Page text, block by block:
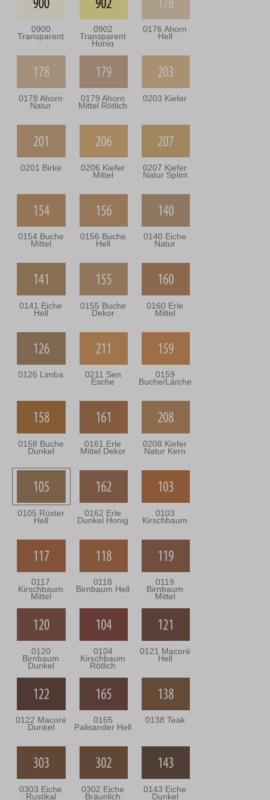
0900
Transparent
0902
Transparent
Honig
0176 Ahorn
Hell
0178 Ahorn
Natur
0179 Ahorn
Mittel Rötlich
0203 Kiefer
0201 Birke 0206 Kiefer
Mittel
0207 Kiefer
Natur Splint
0154 Buche
Mittel
0156 Buche
Hell
0140 Eiche
Natur
0141 Eiche
Hell
0155 Buche
Dekor
0160 Erle
Mittel
0126 Limba 0211 Sen
Esche
0159
Buche/Lärche
0158 Buche
Dunkel
0161 Erle
Mittel Dekor
0208 Kiefer
Natur Kern
0105 Rüster
Hell
0162 Erle
Dunkel Honig
0103
Kirschbaum
0117
Kirschbaum
Mittel
0118
Birnbaum Hell
0119
Birnbaum
Mittel
0120
Birnbaum
Dunkel
0104
Kirschbaum
Rötlich
0121 Macoré
Hell
0122 Macoré
Dunkel
0165
Palisander Hell
0138 Teak
0303 Eiche
Rustikal
0302 Eiche
Bräunlich
0143 Eiche
Dunkel